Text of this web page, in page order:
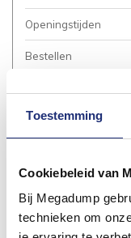
Toestemming
Cookiebeleid van
Bij Megadump
technieken om
Openingstijden
Bestellen
Bezorgen / Afhalen
Garantie / Klachten
Service Aanvraag